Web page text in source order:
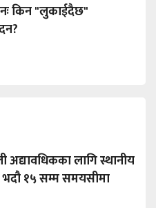
किन "लुकाईदैछ"
अद्यावधिकका लागि स्थानीय
भदौ १५ सम्म समयसीमा